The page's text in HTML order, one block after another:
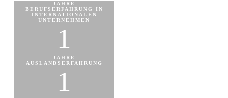
JAHRE
BERUFSERFAHRUNG IN
INTERNATIONALEN
UNTERNEHMEN
1
JAHRE
AUSLANDSERFAHRUNG
1